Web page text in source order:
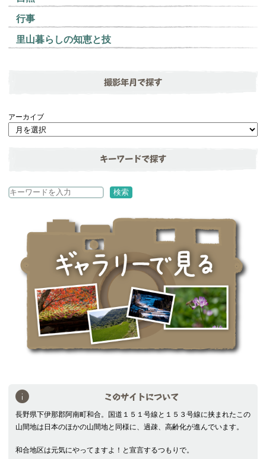
行事
里山暮らしの知恵と技
撮影年月で探す
アーカイブ
キーワードで探す
検
検索
このサイトについて
長野県下伊那郡阿南町和合。国道１５１号線と１５３号線に挟まれたこの
山間地は日本のほかの山間地と同様に、過疎、高齢化が進んでいます。
和合地区は元気にやってますよ！と宣言するつもりで。